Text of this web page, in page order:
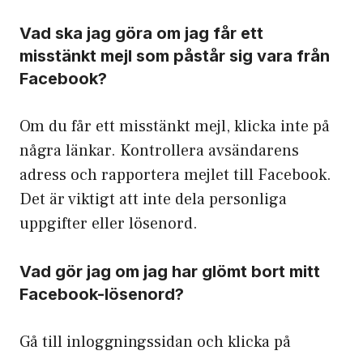
Vad ska jag göra om jag får ett
misstänkt mejl som påstår sig vara från
Facebook?
Om du får ett misstänkt mejl, klicka inte på
några länkar. Kontrollera avsändarens
adress och rapportera mejlet till Facebook.
Det är viktigt att inte dela personliga
uppgifter eller lösenord.
Vad gör jag om jag har glömt bort mitt
Facebook-lösenord?
Gå till inloggningssidan och klicka på